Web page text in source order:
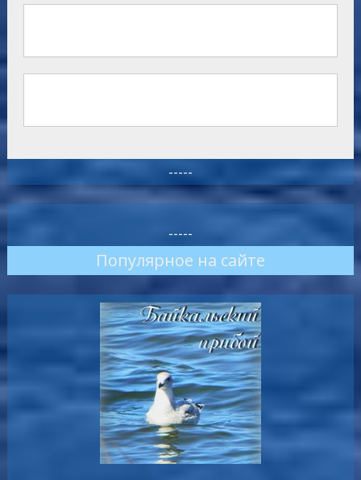
-----
-----
Популярное на сайте